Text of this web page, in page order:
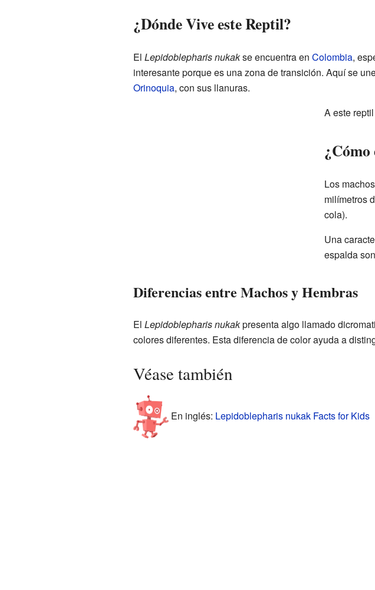
¿Dónde Vive este Reptil?
El Lepidoblepharis nukakse encuentra en Colombia,
interesante porque es una zona de transición. Aquí se
Orinoquia, con sus llanuras.
A este
Los
milímetros
cola).
Una
espalda
Diferencias entre Machos y Hembras
El Lepidoblepharis nukakpresenta algo llamado
colores diferentes. Esta diferencia de color ayuda a
Véase también
En inglés: Lepidoblepharis nukak Facts for Kids